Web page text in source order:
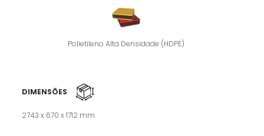
Polietileno Alta Densidade (HDPE)
DIMENSÕES
2743 x 670 x 1712 mm